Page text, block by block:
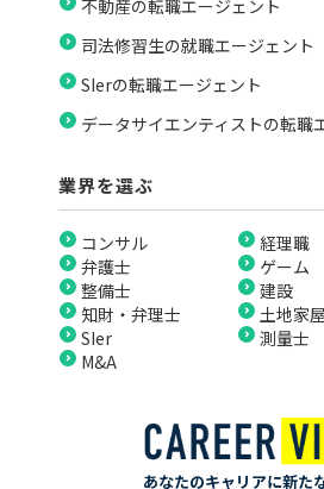
あなたのキャリアに新た
不動産の転職エージェント
司法修習生の就職エージェント
SIerの転職エージェント
データサイエンティストの転職
業界を選ぶ
コンサル
経理職
弁護士
ゲーム
整備士
建設
知財・弁理士
土地家
SIer
測量士
M&A